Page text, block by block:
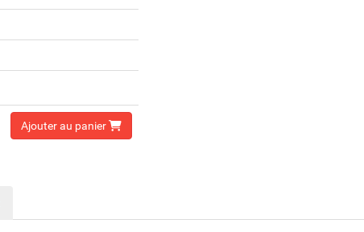
Ajouter au panier